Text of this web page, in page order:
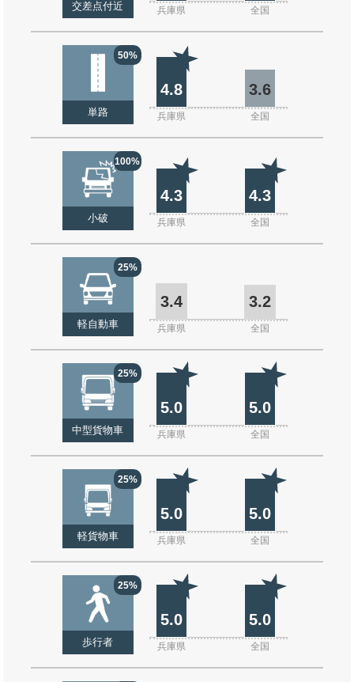
交差点付近 兵庫県 全国
50%
単路
4.8 3.6
兵庫県 全国
100%
小破
4.3 4.3
兵庫県 全国
25%
軽自動車
3.4 3.2
兵庫県 全国
25%
中型貨物車
5.0 5.0
兵庫県 全国
25%
軽貨物車
5.0 5.0
兵庫県 全国
25%
歩行者
5.0 5.0
兵庫県 全国